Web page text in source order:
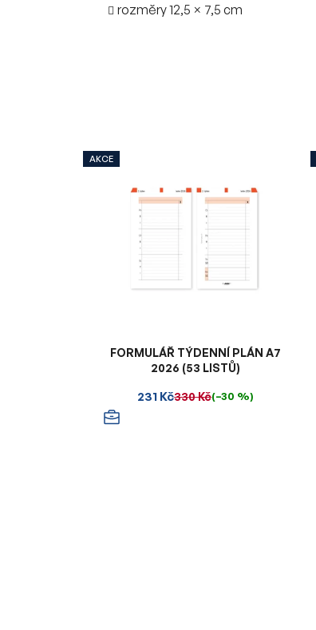
rozměry 12,5 × 7,5 cm
AKCE
FORMULÁŘ TÝDENNÍ PLÁN A7
2026 (53 LISTŮ)
231 Kč330 Kč(–30 %)